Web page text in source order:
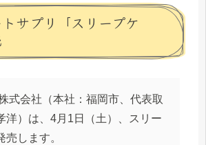
サプリ「スリープケ
式会社（本社：福岡市、代表取
洋）は、4月1日（土）、スリー
売します。